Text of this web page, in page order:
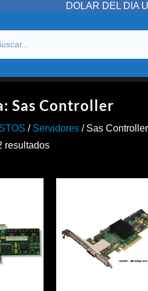
DOLAR DEL DIA
Sas Controller
/ Servidores / Sas Controller
resultadosOrdenado
alto